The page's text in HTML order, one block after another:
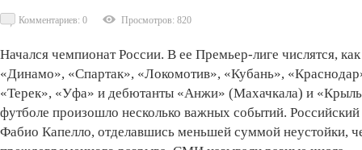
Комментариев: 0 Просмотров: 820
Начался чемпионат России. В ее Премьер-лиге числятся,
«Динамо», «Спартак», «Локомотив», «Кубань»,
«Терек», «Уфа» и дебютанты «Анжи» (Махачкала) и
футболе произошло несколько важных событий.
Фабио Капелло, отделавшись меньшей суммой неустойки,